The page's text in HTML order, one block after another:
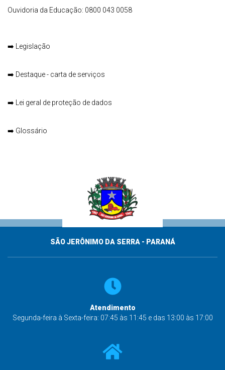
Ouvidoria da Educação: 0800 043 0058
➡️ Legislação
➡️ Destaque - carta de serviços
➡️ Lei geral de proteção de dados
➡️ Glossário
SÃO JERÔNIMO DA SERRA - PARANÁ
Atendimento
Segunda-feira à Sexta-feira: 07:45 às 11:45 e das 13:00 às 17:00